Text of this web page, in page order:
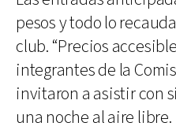
pesos y todo lo
club. “Precios
integrantes de la
invitaron a asistir con
una noche al aire libre.